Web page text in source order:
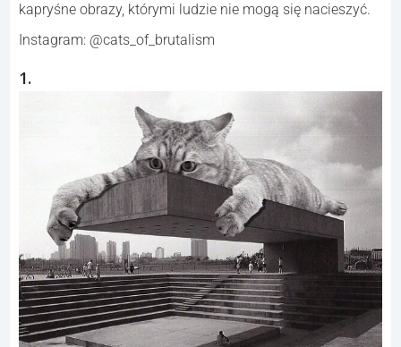
kapryśne obrazy, którymi ludzie nie mogą się nacieszyć.
Instagram: @cats_of_brutalism
1.